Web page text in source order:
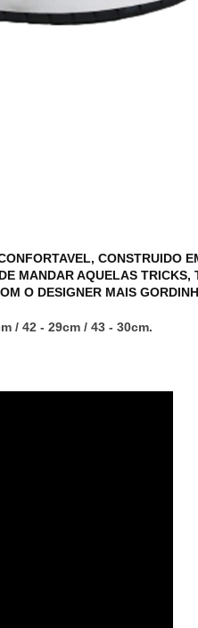
CONSTRUIDO
MANDAR AQUELAS TRICKS,
O DESIGNER MAIS
/ 42 - 29cm / 43 - 30cm.